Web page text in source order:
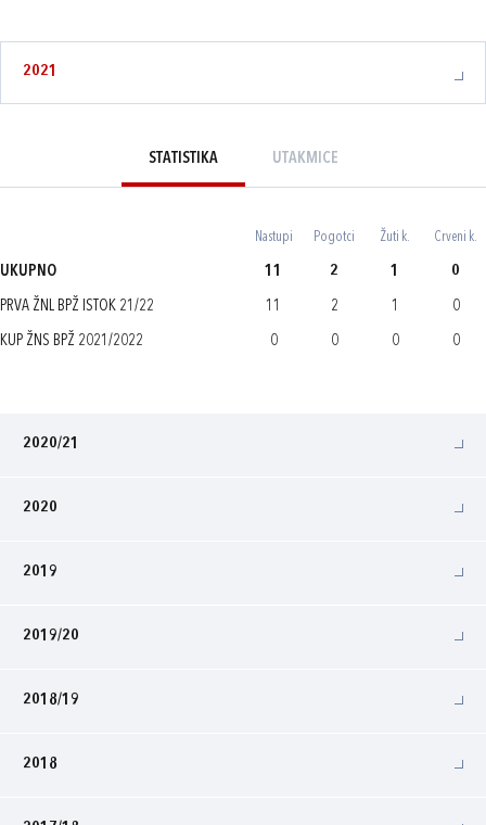
2021
STATISTIKA UTAKMICE
Nastupi Pogotci Žuti k. Crveni k.
UKUPNO 11 2 1 0
PRVA ŽNL BPŽ ISTOK 21/22 11 2 1 0
KUP ŽNS BPŽ 2021/2022 0 0 0 0
2020/21
2020
2019
2019/20
2018/19
2018